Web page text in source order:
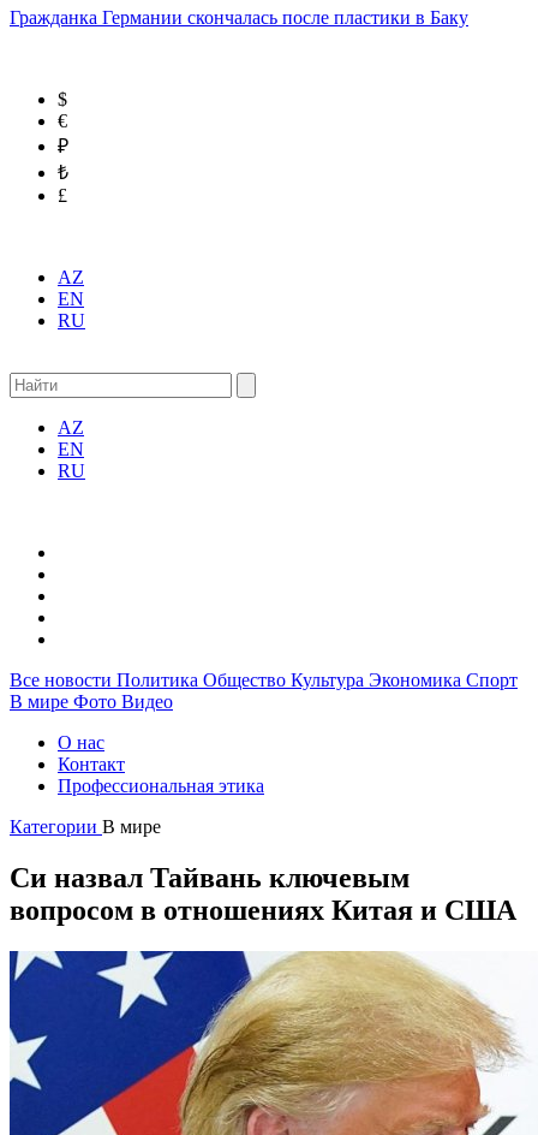
Гражданка Германии скончалась после пластики в Баку
$
€
₽
₺
£
AZ
EN
RU
AZ
EN
RU
Все новости Политика Общество Культура Экономика Спорт
В мире Фото Видео
О нас
Контакт
Профессиональная этика
Категории В мире
Си назвал Тайвань ключевым
вопросом в отношениях Китая и США